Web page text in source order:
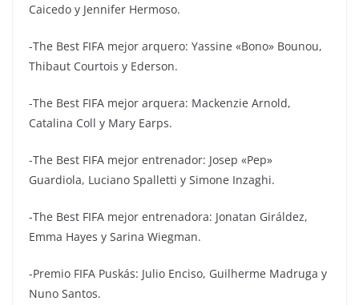
Caicedo y Jennifer Hermoso.
-The Best FIFA mejor arquero: Yassine «Bono» Bounou,
Thibaut Courtois y Ederson.
-The Best FIFA mejor arquera: Mackenzie Arnold,
Catalina Coll y Mary Earps.
-The Best FIFA mejor entrenador: Josep «Pep»
Guardiola, Luciano Spalletti y Simone Inzaghi.
-The Best FIFA mejor entrenadora: Jonatan Giráldez,
Emma Hayes y Sarina Wiegman.
-Premio FIFA Puskás: Julio Enciso, Guilherme Madruga y
Nuno Santos.